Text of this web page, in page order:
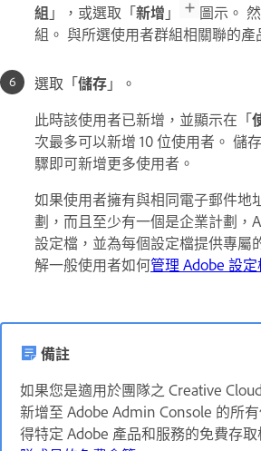
組 」，或選取「新增 」
圖示。
組。 與所選使用者群組相關聯的產
選取「儲存」。
此時該使用者已新增，並顯示在「
次最多可以新增 10 位使用者。 儲
驟即可新增更多使用者。
如果使用者擁有與相同電子郵件地
劃，而且至少有一個是企業計劃，
設定檔，並為每個設定檔提供專屬
解一般使用者如何管理 Adobe 設
備註
如果您是適用於團隊之 Creative
新增至 Adobe Admin Console 的所
得特定 Adobe 產品和服務的免費存取